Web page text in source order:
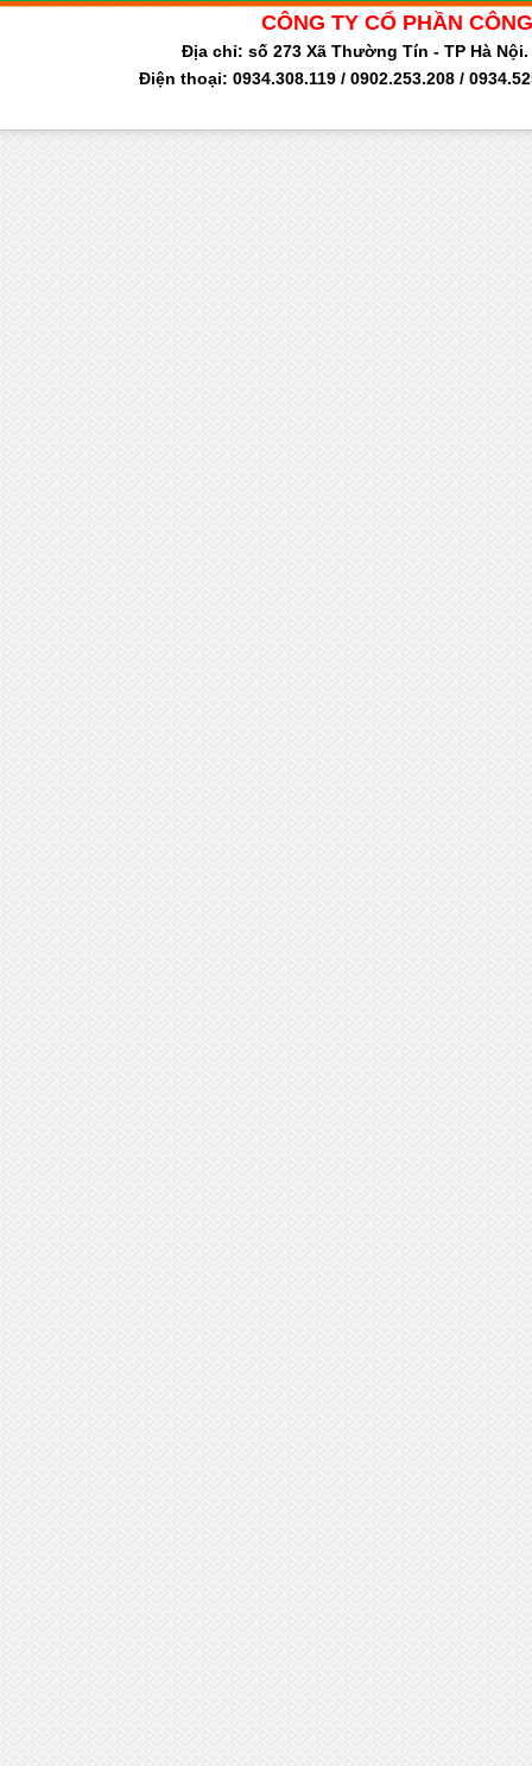
CÔNG TY CỔ PHẦN
Địa chỉ: số 273 Xã Thường Tín - TP Hà
Điện thoại: 0934.308.119 / 0902.253.208 /